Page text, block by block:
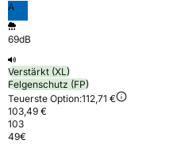
A
69dB
Verstärkt (XL)
Felgenschutz (FP)
Teuerste Option:112,71 €
103,49 €
103
49€